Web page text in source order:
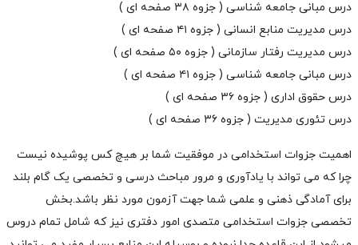
درس مبانی جامعه شناسی ( جزوه ۳۸ صفحه ای )
درس مدیریت منابع انسانی ( جزوه ۴۱ صفحه ای )
درس مدیریت رفتار سازمانی ( جزوه ۵۰ صفحه ای )
درس مبانی جامعه شناسی ( جزوه ۴۱ صفحه ای )
درس حقوق اداری ( جزوه ۳۶ صفحه ای )
درس تئوری مدیریت ( جزوه ۳۶ صفحه ای )
اهمیت جزوات استخدامی در موفقیت شما بر هیچ کس پوشیده نیست
چرا که می تواند با یادآوری و مرور مباحث درسی و تخصصی یک گام بلند
برای آمادگی ذهنی و علمی شما جهت آزمون مورد نظر باشد.بخش
تخصصی جزوات استخدامی متصدی امور دفتری نیز که شامل تمام دروس